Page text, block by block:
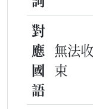
對
應
國
語
無法
束